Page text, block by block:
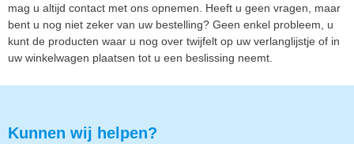
mag u altijd contact met ons opnemen. Heeft u geen vragen, maar
bent u nog niet zeker van uw bestelling? Geen enkel probleem, u
kunt de producten waar u nog over twijfelt op uw verlanglijstje of in
uw winkelwagen plaatsen tot u een beslissing neemt.
Kunnen wij helpen?